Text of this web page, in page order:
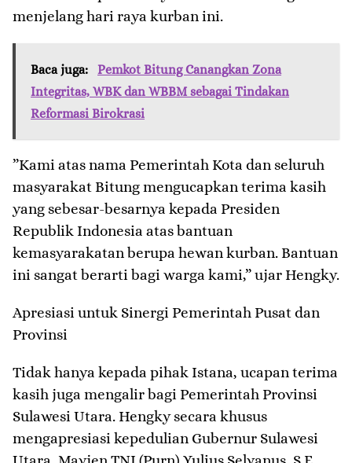
menjelang hari raya kurban ini.
Baca juga:
Pemkot Bitung Canangkan Zona
Integritas, WBK dan WBBM sebagai Tindakan
Reformasi Birokrasi
​”Kami atas nama Pemerintah Kota dan seluruh
masyarakat Bitung mengucapkan terima kasih
yang sebesar-besarnya kepada Presiden
Republik Indonesia atas bantuan
kemasyarakatan berupa hewan kurban. Bantuan
ini sangat berarti bagi warga kami,” ujar Hengky.
​Apresiasi untuk Sinergi Pemerintah Pusat dan
Provinsi
​Tidak hanya kepada pihak Istana, ucapan terima
kasih juga mengalir bagi Pemerintah Provinsi
Sulawesi Utara. Hengky secara khusus
mengapresiasi kepedulian Gubernur Sulawesi